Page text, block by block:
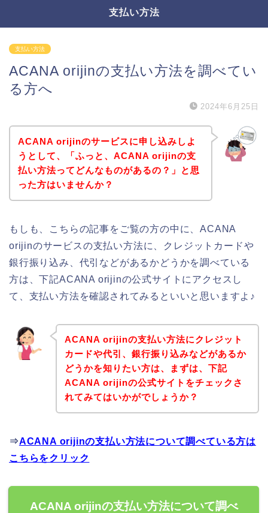
支払い方法
支払い方法
ACANA orijinの支払い方法を調べてい
る方へ
2024年6月25日
ACANA orijinのサービスに申し込みしよ
うとして、「ふっと、ACANA orijinの支
払い方法ってどんなものがあるの？」と思
った方はいませんか？
もしも、こちらの記事をご覧の方の中に、ACANA
orijinのサービスの支払い方法に、クレジットカードや
銀行振り込み、代引などがあるかどうかを調べている
方は、下記ACANA orijinの公式サイトにアクセスし
て、支払い方法を確認されてみるといいと思いますよ♪
ACANA orijinの支払い方法にクレジット
カードや代引、銀行振り込みなどがあるか
どうかを知りたい方は、まずは、下記
ACANA orijinの公式サイトをチェックさ
れてみてはいかがでしょうか？
⇒ACANA orijinの支払い方法について調べている方は
こちらをクリック
ACANA orijinの支払い方法について調べ